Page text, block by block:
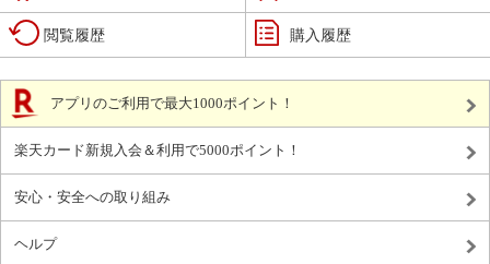
閲覧履歴 購入履歴
アプリのご利用で最大1000ポイント！
楽天カード新規入会＆利用で5000ポイント！
安心・安全への取り組み
ヘルプ